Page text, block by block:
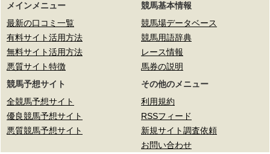
メインメニュー
最新の口コミ一覧
有料サイト活用方法
無料サイト活用方法
悪質サイト特徴
競馬基本情報
競馬場データベース
競馬用語辞典
レース情報
馬券の説明
競馬予想サイト
全競馬予想サイト
優良競馬予想サイト
悪質競馬予想サイト
その他のメニュー
利用規約
RSSフィード
新規サイト調査依頼
お問い合わせ